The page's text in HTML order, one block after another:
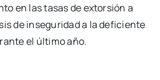
en las tasas de extorsión a
de inseguridad a la deficiente
el último año.